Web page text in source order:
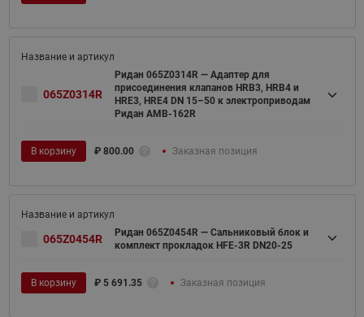
065Z0314R
Ридан 065Z0314R — Адаптер для
присоединения клапанов HRB3, HRB4 и
HRE3, HRE4 DN 15–50 к электроприводам
Ридан AMB-162R
В корзину ₽ 800.00 Заказная позиция
065Z0454R
Ридан 065Z0454R — Сальниковый блок и
комплект прокладок HFE-3R DN20-25
В корзину ₽ 5 691.35 Заказная позиция